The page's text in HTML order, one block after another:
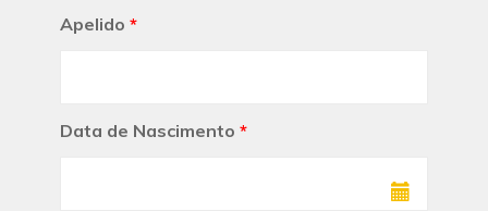
Apelido *
Data de Nascimento *